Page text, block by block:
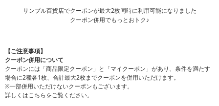
サンプル百貨店でクーポンが最大2枚同時に利用可能になりました
クーポン併用でもっとおトク♪
【ご注意事項】
クーポン併用について
クーポンには「商品限定クーポン」と「マイクーポン」があり、条件を満たす
場合に2種各1枚、合計最大2枚までクーポンを併用いただけます。
※一部併用いただけないクーポンもございます。
詳しくはこちらをご覧ください。